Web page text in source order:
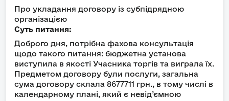
Про укладання договору із субпідрядною
організацією
Суть питання:
Доброго дня, потрібна фахова консультація
щодо такого питання: бюджетна установа
виступила в якості Учасника торгів та виграла їх.
Предметом договору були послуги, загальна
сума договору склала 8677711 грн., в тому числі в
календарному плані, який є невід’ємною